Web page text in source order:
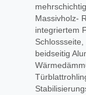
Massivholz-
integriertem
Schlossseite,
beidseitig